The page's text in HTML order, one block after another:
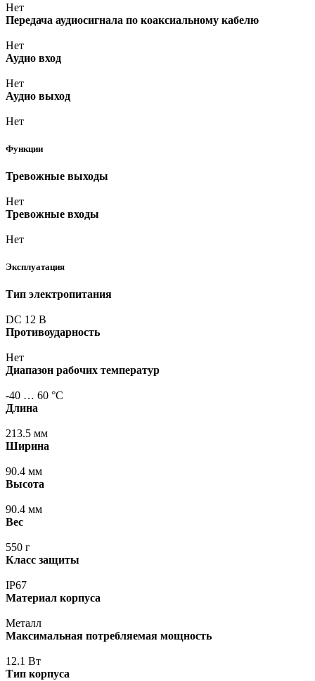
Нет
Передача аудиосигнала по коаксиальному кабелю
Нет
Аудио вход
Нет
Аудио выход
Нет
Функции
Тревожные выходы
Нет
Тревожные входы
Нет
Эксплуатация
Тип электропитания
DC 12 В
Противоударность
Нет
Диапазон рабочих температур
-40 … 60 °С
Длина
213.5 мм
Ширина
90.4 мм
Высота
90.4 мм
Вес
550 г
Класс защиты
IP67
Материал корпуса
Металл
Максимальная потребляемая мощность
12.1 Вт
Тип корпуса